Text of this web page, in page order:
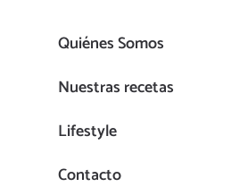
Quiénes Somos
Nuestras recetas
Lifestyle
Contacto